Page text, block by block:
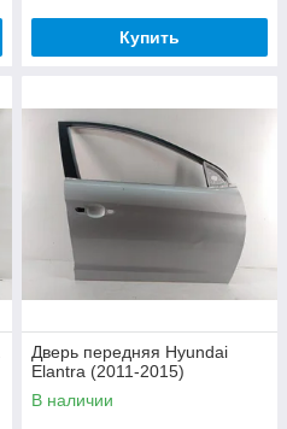
Купить
Дверь передняя Hyundai
Elantra (2011-2015)
В наличии